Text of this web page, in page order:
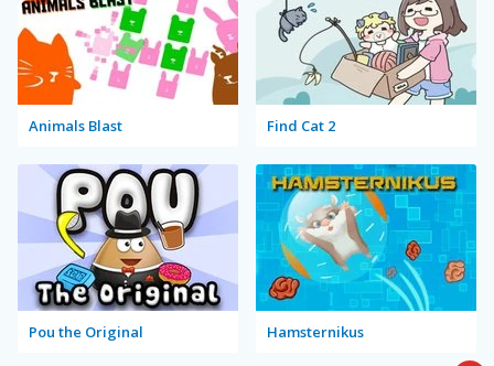
Animals Blast Find Cat 2
Pou the Original Hamsternikus